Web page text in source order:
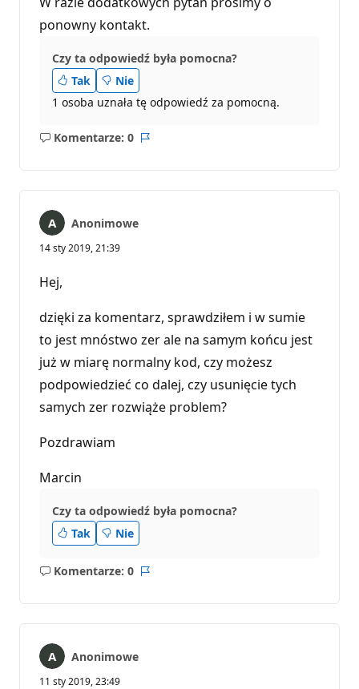
ponowny kontakt.
Czy ta odpowiedź była pomocna?
Tak
Nie
1 osoba uznała tę odpowiedź za pomocną.
Komentarze: 0
Brak
Anonimowe
14 sty 2019, 21:39
Hej,
dzięki za komentarz, sprawdziłem i w sumie
to jest mnóstwo zer ale na samym końcu jest
już w miarę normalny kod, czy możesz
podpowiedzieć co dalej, czy usunięcie tych
samych zer rozwiąże problem?
Pozdrawiam
Marcin
Czy ta odpowiedź była pomocna?
Tak
Nie
Komentarze: 0
Brak
Anonimowe
11 sty 2019, 23:49